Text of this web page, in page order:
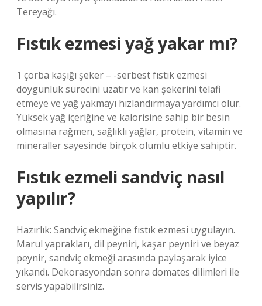
Tereyağı.
Fıstık ezmesi yağ yakar mı?
1 çorba kaşığı şeker – -serbest fıstık ezmesi
doygunluk sürecini uzatır ve kan şekerini telafi
etmeye ve yağ yakmayı hızlandırmaya yardımcı olur.
Yüksek yağ içeriğine ve kalorisine sahip bir besin
olmasına rağmen, sağlıklı yağlar, protein, vitamin ve
mineraller sayesinde birçok olumlu etkiye sahiptir.
Fıstık ezmeli sandviç nasıl
yapılır?
Hazırlık: Sandviç ekmeğine fıstık ezmesi uygulayın.
Marul yaprakları, dil peyniri, kaşar peyniri ve beyaz
peynir, sandviç ekmeği arasında paylaşarak iyice
yıkandı. Dekorasyondan sonra domates dilimleri ile
servis yapabilirsiniz.